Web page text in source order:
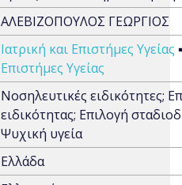
ΑΛΕΒΙΖΟΠΟΥΛΟΣ ΓΕΩΡΓΙΟΣ
Ιατρική και Επιστήμες Υγείας
Επιστήμες Υγείας
Νοσηλευτικές ειδικότητες;
ειδικότητας; Επιλογή
Ψυχική υγεία
Ελλάδα